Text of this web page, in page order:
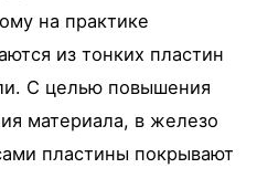
на практике
из тонких пластин
С целью повышения
материала, в железо
пластины покрывают